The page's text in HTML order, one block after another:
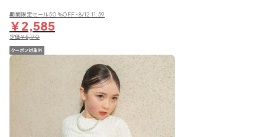
期間限定セール50％OFF~8/12 11:59
￥2,585
定価￥5,170